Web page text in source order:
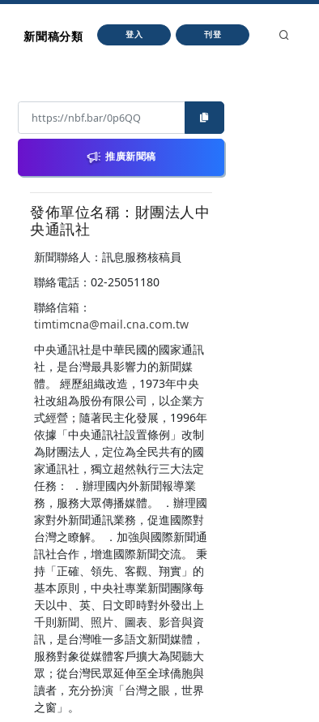
新聞稿分類 登入 刊登
推廣新聞稿
發佈單位名稱：財團法人中
央通訊社
新聞聯絡人：訊息服務核稿員
聯絡電話：02-25051180
聯絡信箱：
timtimcna@mail.cna.com.tw
中央通訊社是中華民國的國家通訊
社，是台灣最具影響力的新聞媒
體。 經歷組織改造，1973年中央
社改組為股份有限公司，以企業方
式經營；隨著民主化發展，1996年
依據「中央通訊社設置條例」改制
為財團法人，定位為全民共有的國
家通訊社，獨立超然執行三大法定
任務： ．辦理國內外新聞報導業
務，服務大眾傳播媒體。 ．辦理國
家對外新聞通訊業務，促進國際對
台灣之瞭解。 ．加強與國際新聞通
訊社合作，增進國際新聞交流。 秉
持「正確、領先、客觀、翔實」的
基本原則，中央社專業新聞團隊每
天以中、英、日文即時對外發出上
千則新聞、照片、圖表、影音與資
訊，是台灣唯一多語文新聞媒體，
服務對象從媒體客戶擴大為閱聽大
眾；從台灣民眾延伸至全球僑胞與
讀者，充分扮演「台灣之眼，世界
之窗」。